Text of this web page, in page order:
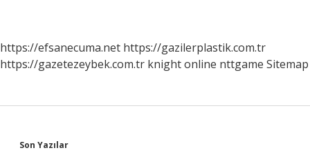
https://efsanecuma.net https://gazilerplastik.com.tr
https://gazetezeybek.com.tr knight online nttgame Sitemap
Son Yazılar